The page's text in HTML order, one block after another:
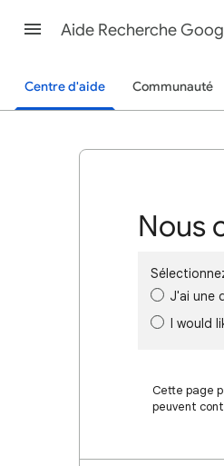
Aide Recherche
Centre d'aide Communauté
Nous
J'ai une
I would
Cette page
peuvent